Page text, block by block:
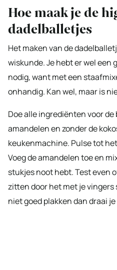
Hoe maak je de
dadelballetjes
Het maken van de
wiskunde. Je hebt er wel een
nodig, want met een
onhandig. Kan wel, maar is
Doe alle ingrediënten voor
amandelen en zonder de
keukenmachine. Pulse tot
Voeg de amandelen toe en
stukjes noot hebt. Test even
zitten door het met je
niet goed plakken dan draai